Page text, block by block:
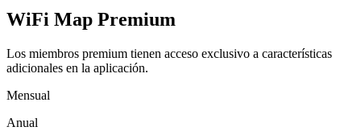
WiFi Map Premium
Los miembros premium tienen acceso exclusivo a características
adicionales en la aplicación.
Mensual
Anual